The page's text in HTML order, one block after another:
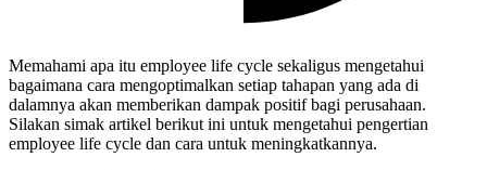
Memahami apa itu employee life cycle sekaligus mengetahui
bagaimana cara mengoptimalkan setiap tahapan yang ada di
dalamnya akan memberikan dampak positif bagi perusahaan.
Silakan simak artikel berikut ini untuk mengetahui pengertian
employee life cycle dan cara untuk meningkatkannya.